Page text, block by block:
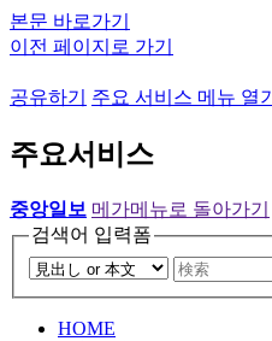
본문 바로가기
이전 페이지로 가기
공유하기 주요 서비스 메뉴 열기
주요서비스
중앙일보 메가메뉴로 돌아가기
검색어 입력폼
HOME